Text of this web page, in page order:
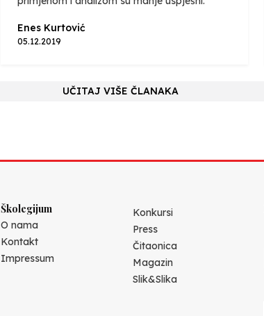
Enes Kurtović
05.12.2019
UČITAJ VIŠE ČLANAKA
Školegijum
O nama
Kontakt
Impressum
Konkursi
Press
Čitaonica
Magazin
Slik&Slika